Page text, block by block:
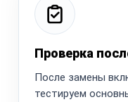
Проверка
После замены
тестируем